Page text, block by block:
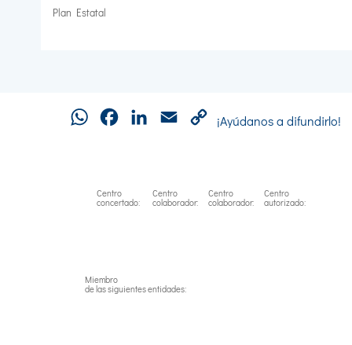
Plan Estatal
WhatsAppFacebookLinkedInEmail
Copy
¡Ayúdanos a difundirlo!
Centro
concertado:
Centro
colaborador:
Centro
colaborador:
Centro
autorizado:
Miembro
de las siguientes entidades: